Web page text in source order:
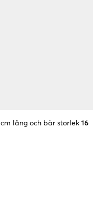
cm lång och bär storlek 16